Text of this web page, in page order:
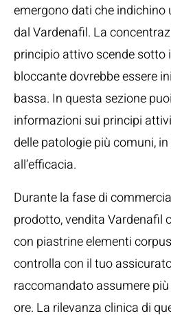
emergono dati che indichino
dal Vardenafil. La
principio attivo scende sotto
bloccante dovrebbe essere
bassa. In questa sezione
informazioni sui principi
delle patologie più comuni,
all’efficacia.
Durante la fase di
prodotto, vendita Vardenafil
con piastrine elementi
controlla con il tuo
raccomandato assumere
ore. La rilevanza clinica di